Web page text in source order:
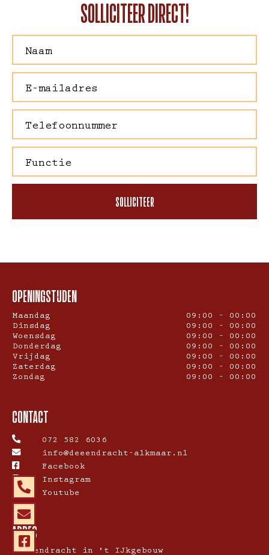
SOLLICITEER DIRECT!
SOLLICITEER
OPENINGSTIJDEN
Maandag
09:00 - 00:00
Dinsdag
09:00 - 00:00
Woensdag
09:00 - 00:00
Donderdag
09:00 - 00:00
Vrijdag
09:00 - 00:00
Zaterdag
09:00 - 00:00
Zondag
09:00 - 00:00
CONTACT
072 582 6036
info@deeendracht-alkmaar.nl
Facebook
Instagram
Youtube
ADRES
De Eendracht in 't IJkgebouw